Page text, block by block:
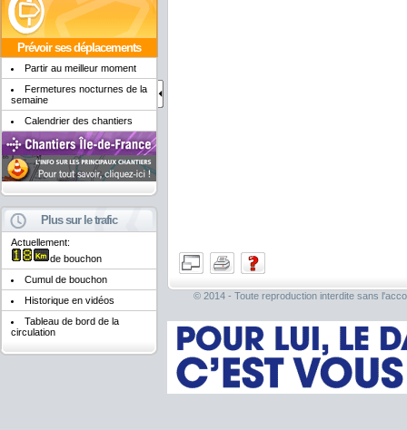
Prévoir ses déplacements
Partir au meilleur moment
Fermetures nocturnes de la
semaine
Calendrier des chantiers
Plus sur le trafic
Actuellement:
de bouchon
Cumul de bouchon
Historique en vidéos
Tableau de bord de la
circulation
© 2014 - Toute reproduction interdite sans